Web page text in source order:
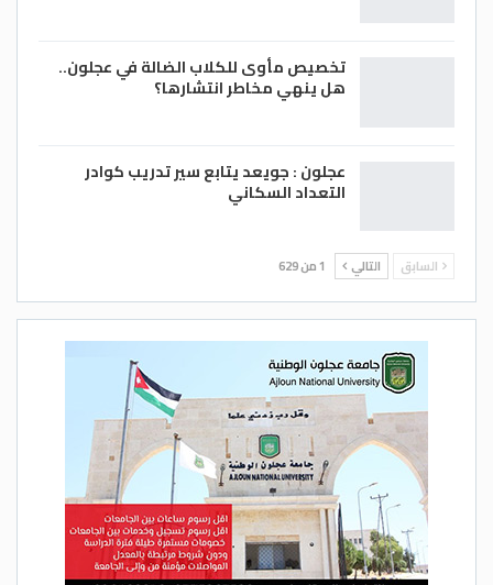
تخصيص مأوى للكلاب الضالة في عجلون..
هل ينهي مخاطر انتشارها؟
عجلون : جويعد يتابع سير تدريب كوادر
التعداد السكاني
السابق التالي 1 من 629